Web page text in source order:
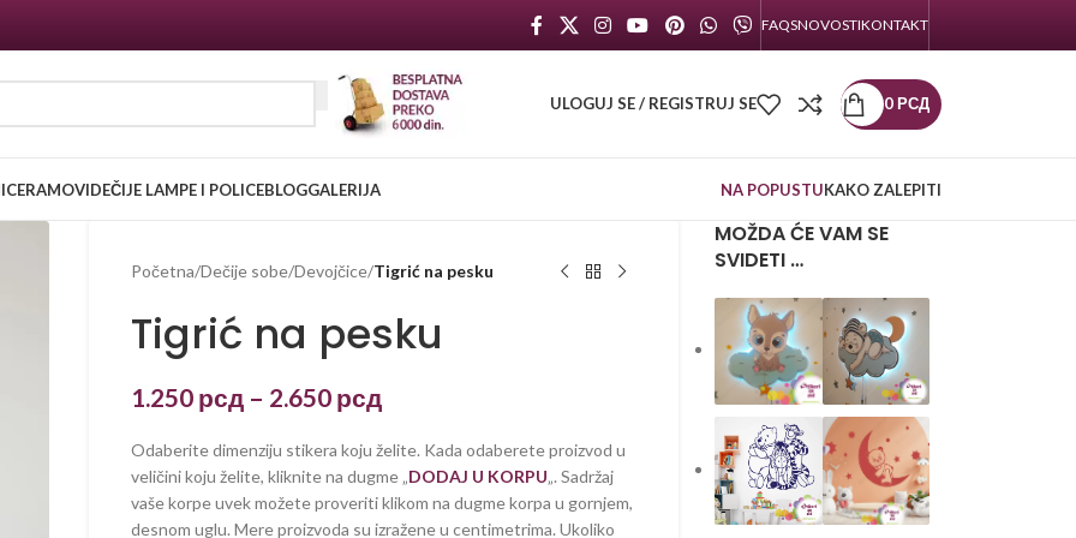
FAQSNOVOSTIKONTAKT
ULOGUJ SE / REGISTRUJ SE 0РСД
RAMOVIDEČIJE LAMPE I POLICEBLOGGALERIJA NA POPUSTUKAKO ZALEPITI
Početna/Dečije sobe/Devojčice/Tigrić na pesku
Tigrić na pesku
1.250 рсд – 2.650 рсд
Odaberite dimenziju stikera koju želite. Kada odaberete proizvod u
veličini koju želite, kliknite na dugme „DODAJ U KORPU„. Sadržaj
vaše korpe uvek možete proveriti klikom na dugme korpa u gornjem,
desnom uglu. Mere proizvoda su izražene u centimetrima. Ukoliko
MOŽDA ĆE VAM SE
SVIDETI …